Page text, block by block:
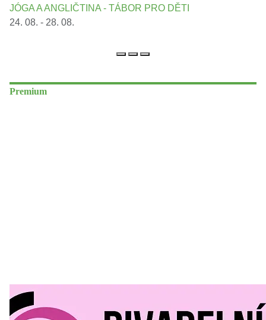
JÓGA A ANGLIČTINA - TÁBOR PRO DĚTI
24. 08. - 28. 08.
Premium
Divadelní Mlýn 30. 07. 2026